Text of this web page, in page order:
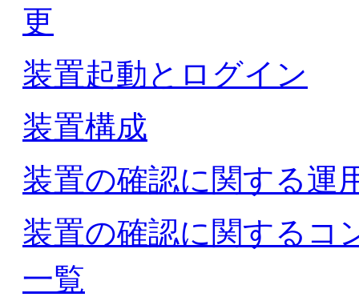
更
装置起動とログイン
装置構成
装置の確認に関する運
装置の確認に関するコ
一覧